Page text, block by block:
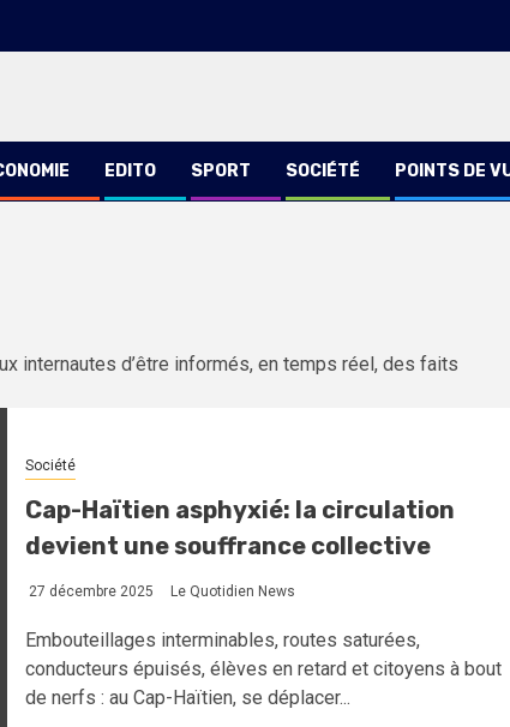
EDITO SPORT SOCIÉTÉ POINTS DE
internautes d’être informés, en temps réel, des faits
Société
Cap-Haïtien asphyxié: la circulation
devient une souffrance collective
27 décembre 2025 Le Quotidien News
Embouteillages interminables, routes saturées,
conducteurs épuisés, élèves en retard et citoyens à bout
de nerfs : au Cap-Haïtien, se déplacer...